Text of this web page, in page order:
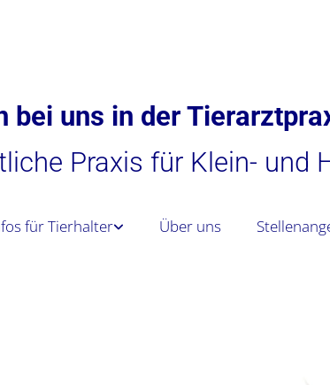
bei uns in der
Praxis für Klein- und
für Tierhalter Über uns